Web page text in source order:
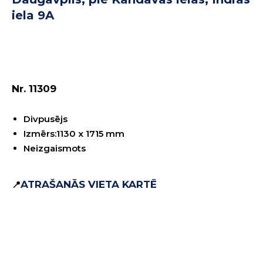
iela 9A
Nr. 11309
Divpusējs
Izmērs:1130 x 1715 mm
Neizgaismots
📍ATRAŠANĀS VIETA KARTĒ